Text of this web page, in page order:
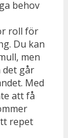
behov
roll för
Du kan
men
det går
Med
att få
repet